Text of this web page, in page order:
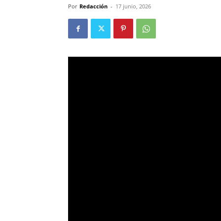
Por Redacción - 17 junio, 2026